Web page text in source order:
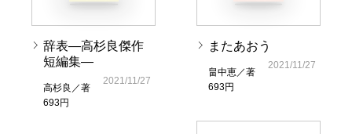
辞表―高杉良傑作
短編集―
高杉良／著
693円
2021/11/27
またあおう
畠中恵／著
693円
2021/11/27